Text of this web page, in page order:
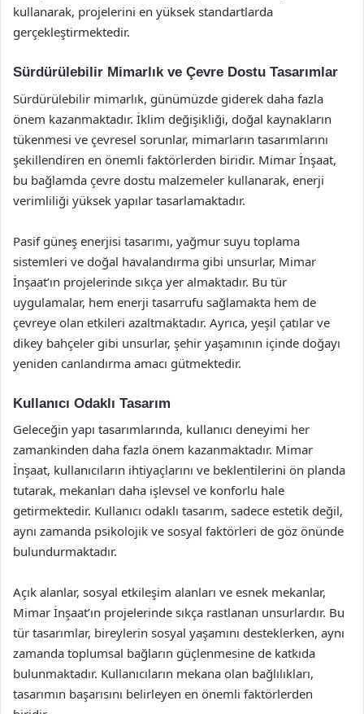
kullanarak, projelerini en yüksek standartlarda
gerçekleştirmektedir.
Sürdürülebilir Mimarlık ve Çevre Dostu Tasarımlar
Sürdürülebilir mimarlık, günümüzde giderek daha fazla
önem kazanmaktadır. İklim değişikliği, doğal kaynakların
tükenmesi ve çevresel sorunlar, mimarların tasarımlarını
şekillendiren en önemli faktörlerden biridir. Mimar İnşaat,
bu bağlamda çevre dostu malzemeler kullanarak, enerji
verimliliği yüksek yapılar tasarlamaktadır.
Pasif güneş enerjisi tasarımı, yağmur suyu toplama
sistemleri ve doğal havalandırma gibi unsurlar, Mimar
İnşaat’ın projelerinde sıkça yer almaktadır. Bu tür
uygulamalar, hem enerji tasarrufu sağlamakta hem de
çevreye olan etkileri azaltmaktadır. Ayrıca, yeşil çatılar ve
dikey bahçeler gibi unsurlar, şehir yaşamının içinde doğayı
yeniden canlandırma amacı gütmektedir.
Kullanıcı Odaklı Tasarım
Geleceğin yapı tasarımlarında, kullanıcı deneyimi her
zamankinden daha fazla önem kazanmaktadır. Mimar
İnşaat, kullanıcıların ihtiyaçlarını ve beklentilerini ön planda
tutarak, mekanları daha işlevsel ve konforlu hale
getirmektedir. Kullanıcı odaklı tasarım, sadece estetik değil,
aynı zamanda psikolojik ve sosyal faktörleri de göz önünde
bulundurmaktadır.
Açık alanlar, sosyal etkileşim alanları ve esnek mekanlar,
Mimar İnşaat’ın projelerinde sıkça rastlanan unsurlardır. Bu
tür tasarımlar, bireylerin sosyal yaşamını desteklerken, aynı
zamanda toplumsal bağların güçlenmesine de katkıda
bulunmaktadır. Kullanıcıların mekana olan bağlılıkları,
tasarımın başarısını belirleyen en önemli faktörlerden